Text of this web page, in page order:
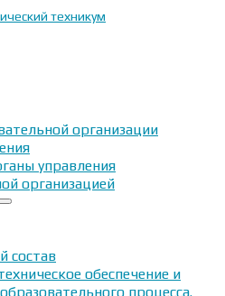
организации
управления
организацией
состав
обеспечение и
процесса.